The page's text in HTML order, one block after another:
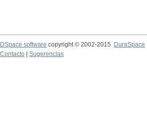
DSpace software copyright © 2002-2015
DuraSpace
Contacto
Sugerencias